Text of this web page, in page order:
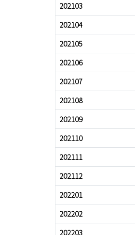
202103
202104
202105
202106
202107
202108
202109
202110
202111
202112
202201
202202
202203